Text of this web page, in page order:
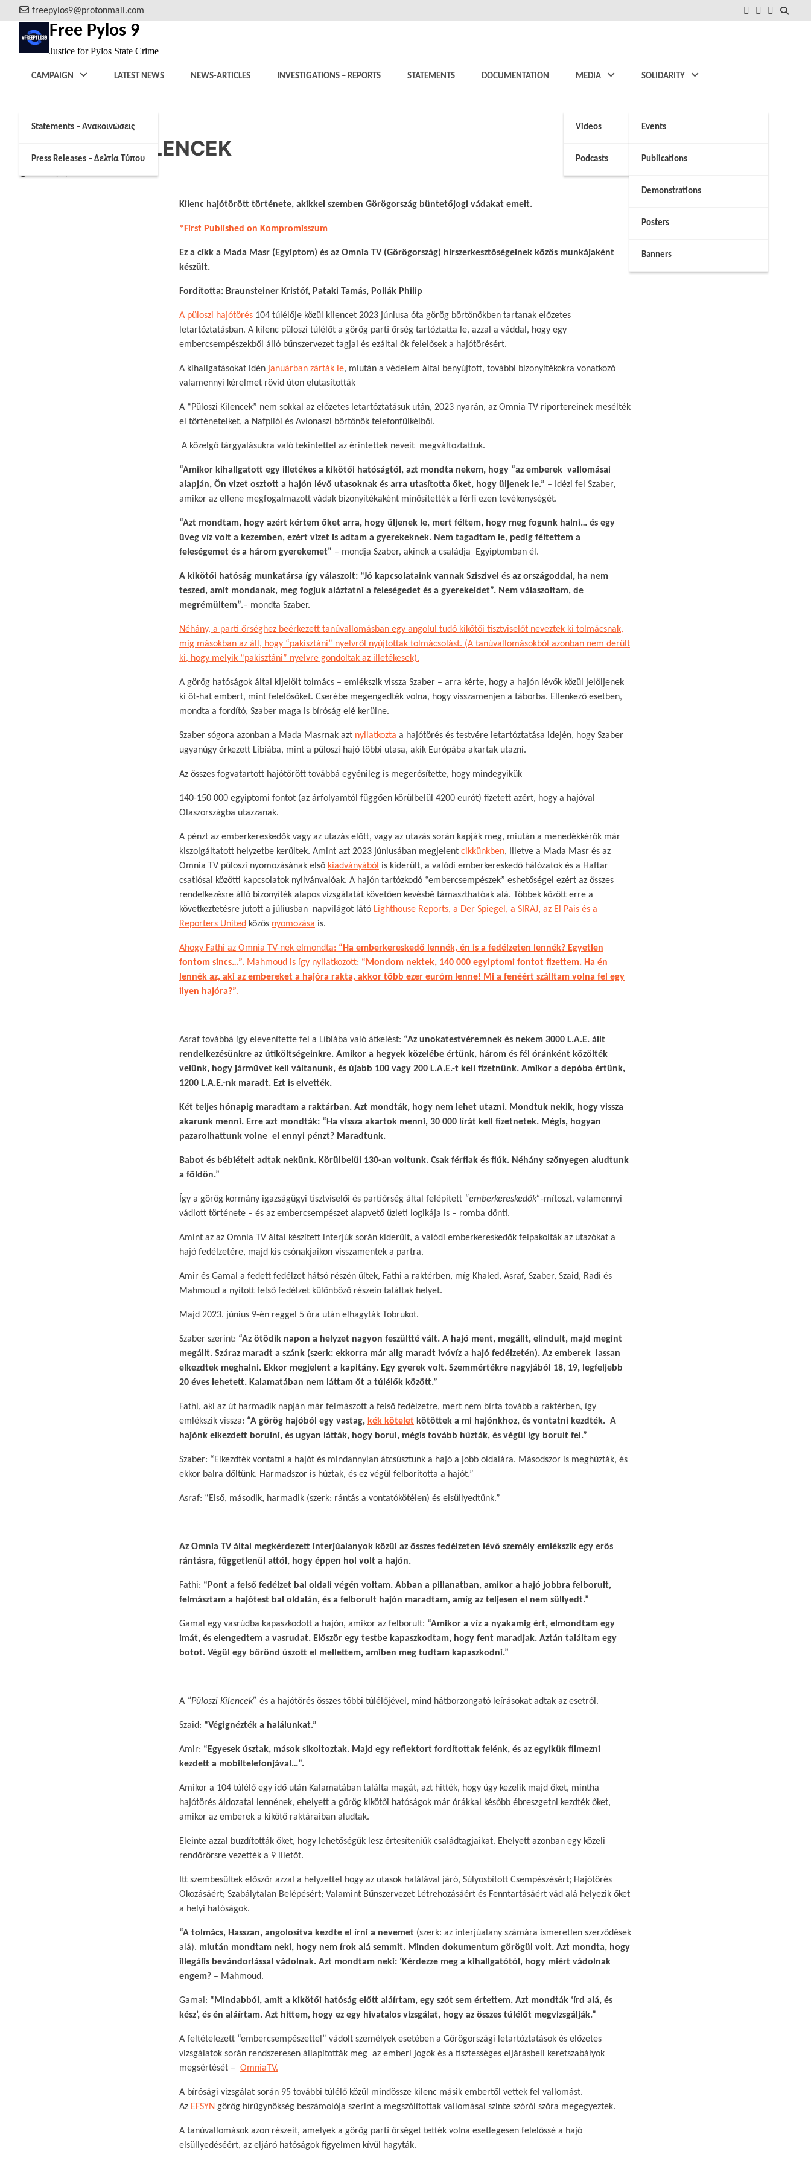
to
content
freepylos9@protonmail.com
FB Instagram
Twitter
Free Pylos 9
Justice for Pylos State Crime
CAMPAIGN
Statements – Ανακοινώσεις
Press Releases – Δελτία Τύπου
LATEST NEWS NEWS-ARTICLES INVESTIGATIONS – REPORTS STATEMENTS DOCUMENTATION MEDIA
Videos
Podcasts
SOLIDARITY
Events
Publications
Demonstrations
Posters
Banners
A PÜLOSZI KILENCEK
February 6, 2024
​​Kilenc hajótörött története, akikkel szemben Görögország büntetőjogi vádakat emelt.
*First Published on Kompromisszum
Ez a cikk a Mada Masr (Egyiptom) és az Omnia TV (Görögország) hírszerkesztőségeinek közös munkájaként
készült.
Fordította: Braunsteiner Kristóf, Pataki Tamás, Pollák Philip
A püloszi hajótörés 104 túlélője közül kilencet 2023 júniusa óta görög börtönökben tartanak előzetes
letartóztatásban. A kilenc püloszi túlélőt a görög parti őrség tartóztatta le, azzal a váddal, hogy egy
embercsempészekből álló bűnszervezet tagjai és ezáltal ők felelősek a hajótörésért.
​A kihallgatásokat idén januárban zárták le, miután a védelem által benyújtott, további bizonyítékokra vonatkozó
valamennyi kérelmet rövid úton elutasították
A “Püloszi Kilencek” nem sokkal az előzetes letartóztatásuk után, 2023 nyarán, az Omnia TV riportereinek mesélték
el történeteiket, a Nafpliói és Avlonaszi börtönök telefonfülkéiből.​
A közelgő tárgyalásukra való tekintettel az érintettek neveit megváltoztattuk.
“Amikor kihallgatott egy illetékes a kikötői hatóságtól, azt mondta nekem, hogy “az emberek vallomásai
alapján, Ön vizet osztott a hajón lévő utasoknak és arra utasította őket, hogy üljenek le.” – Idézi fel Szaber,
amikor az ellene megfogalmazott vádak bizonyítékaként minősítették a férfi ezen tevékenységét.​
“Azt mondtam, hogy azért kértem őket arra, hogy üljenek le, mert féltem, hogy meg fogunk halni… és egy
üveg víz volt a kezemben, ezért vizet is adtam a gyerekeknek. Nem tagadtam le, pedig féltettem a
feleségemet és a három gyerekemet” – mondja Szaber, akinek a családja Egyiptomban él.​
A kikötői hatóság munkatársa így válaszolt: “Jó kapcsolataink vannak Sziszivel és az országoddal, ha nem
teszed, amit mondanak, meg fogjuk aláztatni a feleségedet és a gyerekeidet”. Nem válaszoltam, de
megrémültem”.– mondta Szaber.
Néhány, a parti őrséghez beérkezett tanúvallomásban egy angolul tudó kikötői tisztviselőt neveztek ki tolmácsnak,
míg másokban az áll, hogy “pakisztáni” nyelvről nyújtottak tolmácsolást. (A tanúvallomásokból azonban nem derült
ki, hogy melyik “pakisztáni” nyelvre gondoltak az illetékesek).
​A görög hatóságok által kijelölt tolmács – emlékszik vissza Szaber – arra kérte, hogy a hajón lévők közül jelöljenek
ki öt-hat embert, mint felelősöket. Cserébe megengedték volna, hogy visszamenjen a táborba. Ellenkező esetben,
mondta a fordító, Szaber maga is bíróság elé kerülne.​
Szaber sógora azonban a Mada Masrnak azt nyilatkozta a hajótörés és testvére letartóztatása idején, hogy Szaber
ugyanúgy érkezett Líbiába, mint a püloszi hajó többi utasa, akik Európába akartak utazni.​
Az összes fogvatartott hajótörött továbbá egyénileg is megerősítette, hogy mindegyikük
140-150 000 egyiptomi fontot (az árfolyamtól függően körülbelül 4200 eurót) fizetett azért, hogy a hajóval
Olaszországba utazzanak.
A pénzt az emberkereskedők vagy az utazás előtt, vagy az utazás során kapják meg, miután a menedékkérők már
kiszolgáltatott helyzetbe kerültek. Amint azt 2023 júniusában megjelent cikkünkben, Illetve a Mada Masr és az
Omnia TV püloszi nyomozásának első kiadványából is kiderült, a valódi emberkereskedő hálózatok és a Haftar
csatlósai közötti kapcsolatok nyilvánvalóak. A hajón tartózkodó “embercsempészek” eshetőségei ezért az összes
rendelkezésre álló bizonyíték alapos vizsgálatát követően kevésbé támaszthatóak alá. Többek között erre a
következtetésre jutott a júliusban napvilágot látó Lighthouse Reports, a Der Spiegel, a SIRAJ, az El Pais és a
Reporters United közös nyomozása is.
Ahogy Fathi az Omnia TV-nek elmondta: “Ha emberkereskedő lennék, én is a fedélzeten lennék? Egyetlen
fontom sincs…”. Mahmoud is így nyilatkozott: “Mondom nektek, 140 000 egyiptomi fontot fizettem. Ha én
lennék az, aki az embereket a hajóra rakta, akkor több ezer euróm lenne! Mi a fenéért szálltam volna fel egy
ilyen hajóra?”.
Asraf továbbá így elevenítette fel a Líbiába való átkelést: “Az unokatestvéremnek és nekem 3000 L.A.E. állt
rendelkezésünkre az útiköltségeinkre. Amikor a hegyek közelébe értünk, három és fél óránként közölték
velünk, hogy járművet kell váltanunk, és újabb 100 vagy 200 L.A.E.-t kell fizetnünk. Amikor a depóba értünk,
1200 L.A.E.-nk maradt. Ezt is elvették.​
Két teljes hónapig maradtam a raktárban. Azt mondták, hogy nem lehet utazni. Mondtuk nekik, hogy vissza
akarunk menni. Erre azt mondták: “Ha vissza akartok menni, 30 000 lírát kell fizetnetek. Mégis, hogyan
pazarolhattunk volne el ennyi pénzt? Maradtunk.​
Babot és bébiételt adtak nekünk. Körülbelül 130-an voltunk. Csak férfiak és fiúk. Néhány szőnyegen aludtunk
a földön.”
Így a görög kormány igazságügyi tisztviselői és partiőrség által felépített “emberkereskedők”-mítoszt, valamennyi
vádlott története – és az embercsempészet alapvető üzleti logikája is – romba dönti.​
Amint az az Omnia TV által készített interjúk során kiderült, a valódi emberkereskedők felpakolták az utazókat a
hajó fedélzetére, majd kis csónakjaikon visszamentek a partra.​
Amir és Gamal a fedett fedélzet hátsó részén ültek, Fathi a raktérben, míg Khaled, Asraf, Szaber, Szaid, Radi és
Mahmoud a nyitott felső fedélzet különböző részein találtak helyet.​
Majd 2023. június 9-én reggel 5 óra után elhagyták Tobrukot.​
Szaber szerint: “Az ötödik napon a helyzet nagyon feszültté vált. A hajó ment, megállt, elindult, majd megint
megállt. Száraz maradt a szánk (szerk: ekkorra már alig maradt ivóvíz a hajó fedélzetén). Az emberek lassan
elkezdtek meghalni. Ekkor megjelent a kapitány. Egy gyerek volt. Szemmértékre nagyjából 18, 19, legfeljebb
20 éves lehetett. Kalamatában nem láttam őt a túlélők között.”
Fathi, aki az út harmadik napján már felmászott a felső fedélzetre, mert nem bírta tovább a raktérben, így
emlékszik vissza: “A görög hajóból egy vastag, kék kötelet kötöttek a mi hajónkhoz, és vontatni kezdték. A
hajónk elkezdett borulni, és ugyan látták, hogy borul, mégis tovább húzták, és végül így borult fel.”
Szaber: “Elkezdték vontatni a hajót és mindannyian átcsúsztunk a hajó a jobb oldalára. Másodszor is meghúzták, és
ekkor balra dőltünk. Harmadszor is húztak, és ez végül felborította a hajót.”​
Asraf: “Első, második, harmadik (szerk: rántás a vontatókötélen) és elsüllyedtünk.”
Az Omnia TV által megkérdezett interjúalanyok közül az összes fedélzeten lévő személy emlékszik egy erős
rántásra, függetlenül attól, hogy éppen hol volt a hajón.​
Fathi: “Pont a felső fedélzet bal oldali végén voltam. Abban a pillanatban, amikor a hajó jobbra felborult,
felmásztam a hajótest bal oldalán, és a felborult hajón maradtam, amíg az teljesen el nem süllyedt.”
Gamal egy vasrúdba kapaszkodott a hajón, amikor az felborult: “Amikor a víz a nyakamig ért, elmondtam egy
imát, és elengedtem a vasrudat. Először egy testbe kapaszkodtam, hogy fent maradjak. Aztán találtam egy
botot. Végül egy bőrönd úszott el mellettem, amiben meg tudtam kapaszkodni.”
A “Püloszi Kilencek” és a hajótörés összes többi túlélőjével, mind hátborzongató leírásokat adtak az esetről.​
Szaid: “Végignézték a halálunkat.”
Amir: “Egyesek úsztak, mások sikoltoztak. Majd egy reflektort fordítottak felénk, és az egyikük filmezni
kezdett a mobiltelefonjával…”.
Amikor a 104 túlélő egy idő után Kalamatában találta magát, azt hitték, hogy úgy kezelik majd őket, mintha
hajótörés áldozatai lennének, ehelyett a görög kikötői hatóságok már órákkal később ébreszgetni kezdték őket,
amikor az emberek a kikötő raktáraiban aludtak.​
Eleinte azzal buzdították őket, hogy lehetőségük lesz értesíteniük családtagjaikat. Ehelyett azonban egy közeli
rendőrörsre vezették a 9 illetőt.​
Itt szembesültek először azzal a helyzettel hogy az utasok halálával járó, Súlyosbított Csempészésért; Hajótörés
Okozásáért; Szabálytalan Belépésért; Valamint Bűnszervezet Létrehozásáért és Fenntartásáért vád alá helyezik őket
a helyi hatóságok.​
“A tolmács, Hasszan, angolosítva kezdte el írni a nevemet (szerk: az interjúalany számára ismeretlen szerződések
alá). miután mondtam neki, hogy nem írok alá semmit. Minden dokumentum görögül volt. Azt mondta, hogy
illegális bevándorlással vádolnak. Azt mondtam neki: ‘Kérdezze meg a kihallgatótól, hogy miért vádolnak
engem? – Mahmoud.​
Gamal: “Mindabból, amit a kikötői hatóság előtt aláírtam, egy szót sem értettem. Azt mondták ‘írd alá, és
kész’, és én aláírtam. Azt hittem, hogy ez egy hivatalos vizsgálat, hogy az összes túlélőt megvizsgálják.”
A feltételezett “embercsempészettel” vádolt személyek esetében a Görögországi letartóztatások és előzetes
vizsgálatok során rendszeresen állapították meg az emberi jogok és a tisztességes eljárásbeli keretszabályok
megsértését – OmniaTV.
A bírósági vizsgálat során 95 további túlélő közül mindössze kilenc másik embertől vettek fel vallomást.
Az EFSYN görög hírügynökség beszámolója szerint a megszólítottak vallomásai szinte szóról szóra megegyeztek.​
A tanúvallomások azon részeit, amelyek a görög parti őrséget tették volna esetlegesen felelőssé a hajó
elsüllyedéséért, az eljáró hatóságok figyelmen kívül hagyták.​